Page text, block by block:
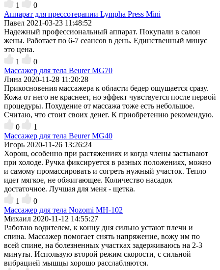
1
0
Аппарат для прессотерапии Lympha Press Mini
Павел 2021-03-23 11:48:52
Надежный профессиональный аппарат. Покупали в салон
жены. Работает по 6-7 сеансов в день. Единственный минус
это цена.
1
0
Массажер для тела Beurer MG70
Лина 2020-11-28 11:20:28
Прикосновения массажера к области бедер ощущается сразу.
Кожа от него не краснеет, но эффект чувствуется после первой
процедуры. Похудение от массажа тоже есть небольшое.
Считаю, что стоит своих денег. К приобретению рекомендую.
0
1
Массажер для тела Beurer MG40
Игорь 2020-11-26 13:26:24
Хорош, особенно при растяжениях и когда члены застывают
при холоде. Ручка фиксируется в разных положениях, можно
и самому промассировать и согреть нужный участок. Тепло
идет мягкое, не обжигающее. Количество насадок
достаточное. Лучшая для меня - щетка.
1
0
Массажер для тела Nozomi MH-102
Михаил 2020-11-12 14:55:27
Работаю водителем, к концу дня сильно устают плечи и
спина. Массажер помогает снять напряжение, вожу им по
всей спине, на болезненных участках задерживаюсь на 2-3
минуты. Использую второй режим скорости, с сильной
вибрацией мышцы хорошо расслабляются.